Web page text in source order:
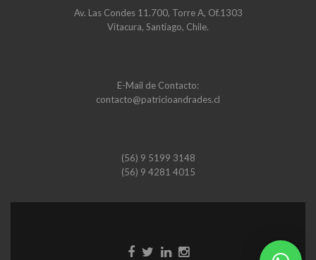
Av. Las Condes 11.700, Torre A, Of.1303
Vitacura, Santiago, Chile.
E-Mail de Contacto:
contacto@patricioandrades.cl
(56) 9 5199 3148
(56) 9 4281 4015